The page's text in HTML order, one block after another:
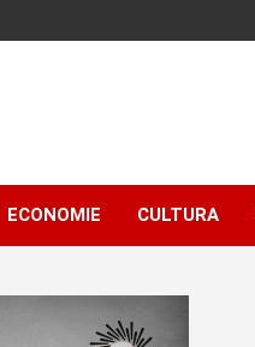
ECONOMIE CULTURA